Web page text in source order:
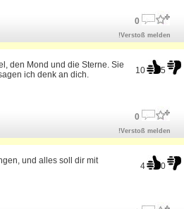
0
!Verstoß melden
10 5
den Mond und die Sterne. Sie
ich denk an dich.
0
!Verstoß melden
4 0
und alles soll dir mit